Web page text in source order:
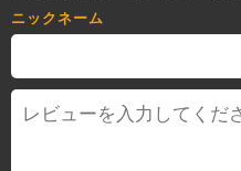
ニックネーム